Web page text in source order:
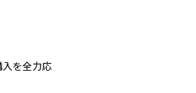
を全力応